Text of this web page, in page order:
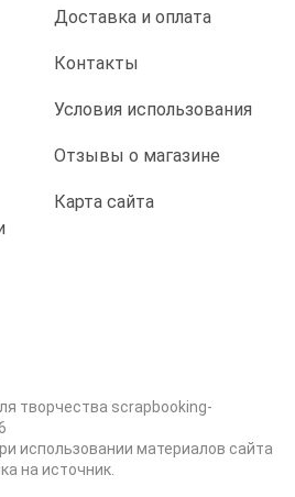
Доставка и оплата
Контакты
Условия использования
Отзывы о магазине
Карта сайта
творчества scrapbooking-
использовании материалов сайта
на источник.